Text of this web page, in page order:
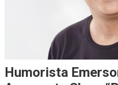
Humorista